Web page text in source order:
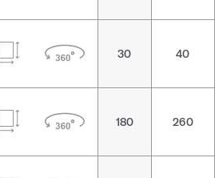
30 40
180 260